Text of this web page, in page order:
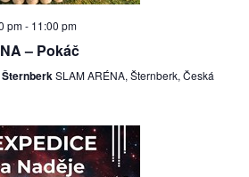
pm- 11:00 pm
– Pokáč
SLAM ARÉNA, Šternberk, Česká